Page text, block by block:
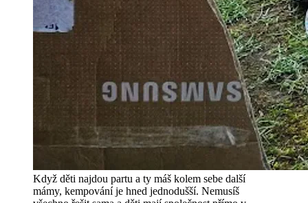
Když děti najdou partu a ty máš kolem sebe další
mámy, kempování je hned jednodušší. Nemusíš